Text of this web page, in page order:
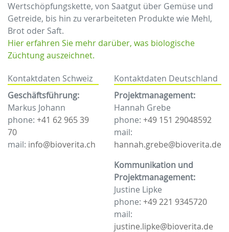
Wertschöpfungskette, von Saatgut über Gemüse und
Getreide, bis hin zu verarbeiteten Produkte wie Mehl,
Brot oder Saft.
Hier erfahren Sie mehr darüber, was biologische
Züchtung auszeichnet.
Kontaktdaten Schweiz
Geschäftsführung:
Markus Johann
phone: +41 62 965 39
70
mail: info@bioverita.ch
Kontaktdaten Deutschland
Projektmanagement:
Hannah Grebe
phone: +49 151 29048592
mail:
hannah.grebe@bioverita.de
Kommunikation und
Projektmanagement:
Justine Lipke
phone: +49 221 9345720
mail:
justine.lipke@bioverita.de